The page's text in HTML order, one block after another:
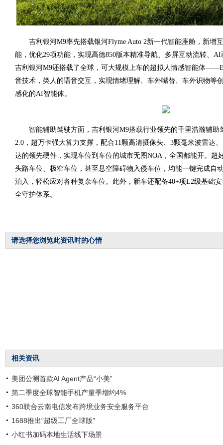
吉利银河M9率先搭载银河Flyme Auto 2新一代智能座舱，新增
能，优化29项功能，实现高德850版本精准导航、多屏互动流转、
吉利银河M9还搭载了全球，可大规模上车的超拟人情感智能体
音技术，类人的语音交互，实现情绪理解、车外嘴替、车外识物等
感化的AI智能体。
智能辅助驾驶方面，吉利银河M9搭载行业领先的千里浩瀚辅助
2.0，超万卡强大算力支撑，配合11颗高清摄像头、3颗毫米波雷达
达的领先硬件，实现车位到车位的城市无图NOA，全国都能开。超
头路车位、极窄车位，甚至悬空障碍物入侵车位，均能一键完成自
泊入，轻松应对各种复杂车位。此外，新车还配备40+项L2级基础
全守护体系。
请选择您浏览此资讯时的心情
相关资讯
美团公测首款AI Agent产品“小美”
第二季度全球智能手机产量季增约4%
360联合云南电信发布跨境业务安全服务平台
1688推出“超级工厂全球版”
小红书加码本地生活线下场景